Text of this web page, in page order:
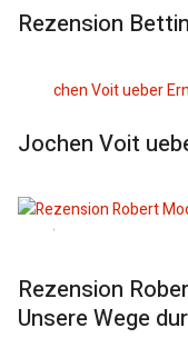
Rezension
Jochen Voit
Rezension
Unsere Wege